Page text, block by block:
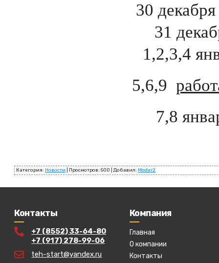
30
31
1,2,3,4
5,6,9
7,8
Категория: Новости Просмотров: 500 |Добавил: Moder2
Контакты
+7 (8552) 33-64-80
+7 (917) 278-99-06
teh-start@yandex.ru
Компания
Главная
О компании
Контакты